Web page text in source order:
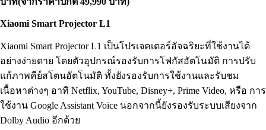
Xiaomi Smart Projector L1
Xiaomi Smart Projector L1 เป็นโปรเจคเตอร์อัจฉริยะที่ใช้งานได้
อย่างง่ายดาย โดยตัวอุปกรณ์รองรับการโฟกัสอัตโนมัติ การปรับ
แก้ภาพคีย์สโตนอัตโนมัติ ทั้งยังรองรับการใช้งานและรับชม
เนื้อหาต่างๆ อาทิ Netflix, YouTube, Disney+, Prime Video, หรือ การ
ใช้งาน Google Assistant Voice นอกจากนี้ยังรองรับระบบเสียงจาก
Dolby Audio อีกด้วย